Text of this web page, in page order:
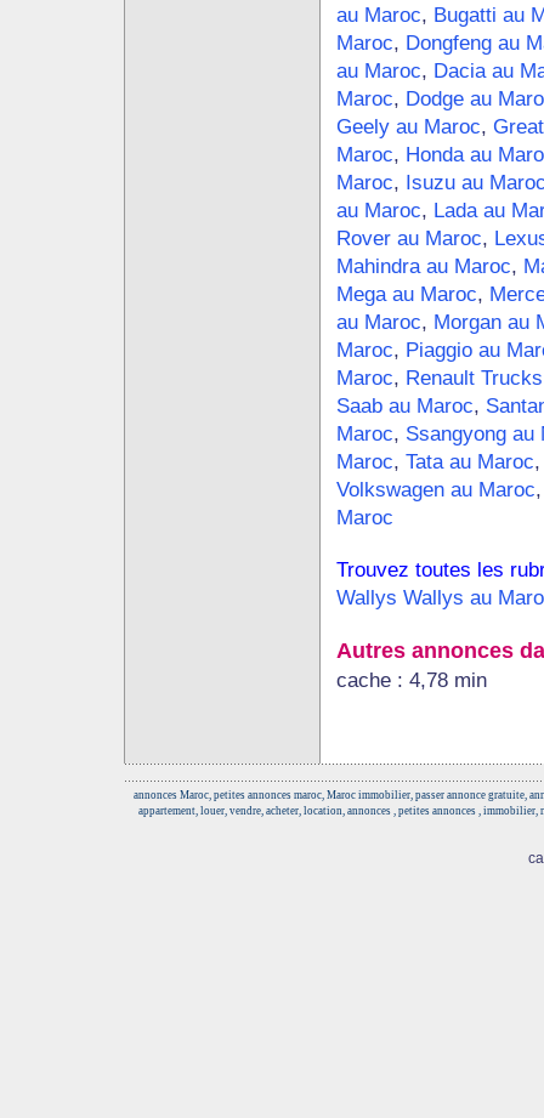
au Maroc, Bugatti au
Maroc, Dongfeng au
au Maroc, Dacia au
Maroc, Dodge au
Geely au Maroc,
Maroc, Honda au
Maroc, Isuzu au
au Maroc, Lada au
Rover au Maroc,
Mahindra au Maroc,
Mega au Maroc,
au Maroc, Morgan au
Maroc, Piaggio au
Maroc, Renault
Saab au Maroc,
Maroc, Ssangyong au
Maroc, Tata au Maroc
Volkswagen au Maroc
Maroc
Trouvez toutes les
Wallys Wallys au
Autres annonces
cache : 4,78 min
annonces Maroc, petites annonces maroc, Maroc immobilier, passer annonce gratuite,
appartement, louer, vendre, acheter, location, annonces , petites annonces ,